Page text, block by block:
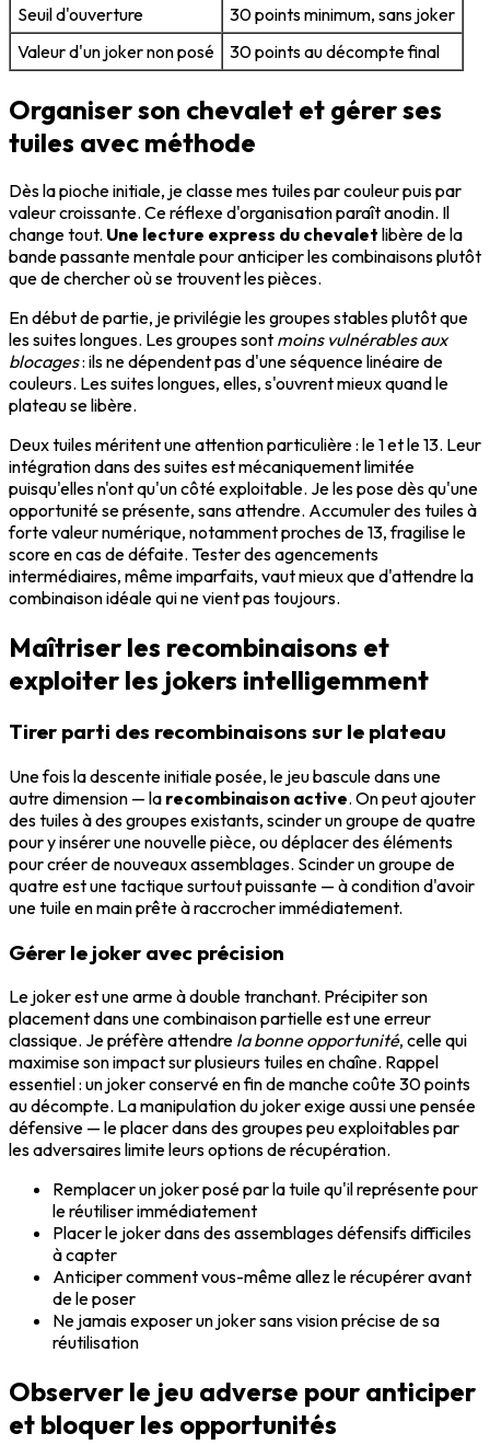
Seuil d'ouverture
30 points minimum, sans joker
Valeur d'un joker non posé
30 points au décompte final
Organiser son chevalet et gérer ses
tuiles avec méthode
Dès la pioche initiale, je classe mes tuiles par couleur puis par
valeur croissante. Ce réflexe d'organisation paraît anodin. Il
change tout. Une lecture express du chevalet libère de la
bande passante mentale pour anticiper les combinaisons plutôt
que de chercher où se trouvent les pièces.
En début de partie, je privilégie les groupes stables plutôt que
les suites longues. Les groupes sont moins vulnérables aux
blocages: ils ne dépendent pas d'une séquence linéaire de
couleurs. Les suites longues, elles, s'ouvrent mieux quand le
plateau se libère.
Deux tuiles méritent une attention particulière : le 1 et le 13. Leur
intégration dans des suites est mécaniquement limitée
puisqu'elles n'ont qu'un côté exploitable. Je les pose dès qu'une
opportunité se présente, sans attendre. Accumuler des tuiles à
forte valeur numérique, notamment proches de 13, fragilise le
score en cas de défaite. Tester des agencements
intermédiaires, même imparfaits, vaut mieux que d'attendre la
combinaison idéale qui ne vient pas toujours.
Maîtriser les recombinaisons et
exploiter les jokers intelligemment
Tirer parti des recombinaisons sur le plateau
Une fois la descente initiale posée, le jeu bascule dans une
autre dimension — la recombinaison active. On peut ajouter
des tuiles à des groupes existants, scinder un groupe de quatre
pour y insérer une nouvelle pièce, ou déplacer des éléments
pour créer de nouveaux assemblages. Scinder un groupe de
quatre est une tactique surtout puissante — à condition d'avoir
une tuile en main prête à raccrocher immédiatement.
Gérer le joker avec précision
Le joker est une arme à double tranchant. Précipiter son
placement dans une combinaison partielle est une erreur
classique. Je préfère attendre la bonne opportunité, celle qui
maximise son impact sur plusieurs tuiles en chaîne. Rappel
essentiel : un joker conservé en fin de manche coûte 30 points
au décompte. La manipulation du joker exige aussi une pensée
défensive — le placer dans des groupes peu exploitables par
les adversaires limite leurs options de récupération.
Remplacer un joker posé par la tuile qu'il représente pour
le réutiliser immédiatement
Placer le joker dans des assemblages défensifs difficiles
à capter
Anticiper comment vous-même allez le récupérer avant
de le poser
Ne jamais exposer un joker sans vision précise de sa
réutilisation
Observer le jeu adverse pour anticiper
et bloquer les opportunités